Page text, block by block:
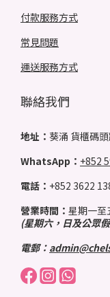
付款服務方式
常見問題
運送服務方式
聯絡我們
地址： 葵涌 貨櫃碼
WhatsApp： +852
電話： +852 3622
營業時間： 星期一
(星期六，日及公眾
電郵：